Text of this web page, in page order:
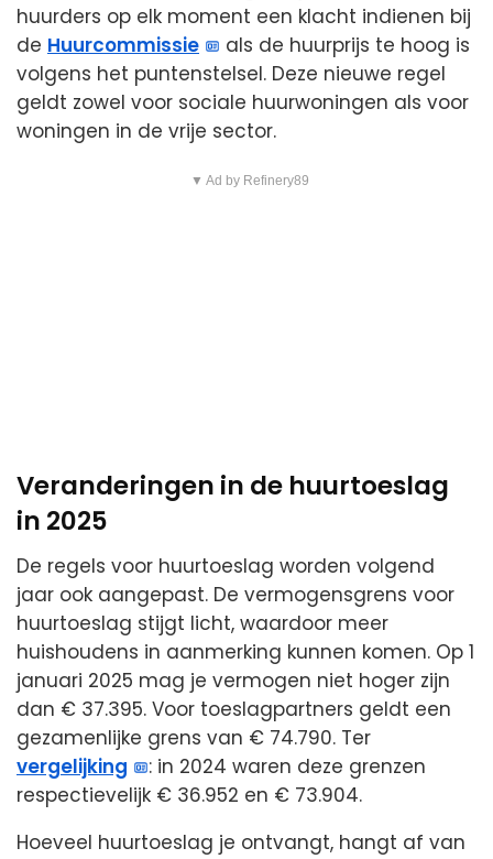
huurders op elk moment een klacht indienen bij
de Huurcommissie
als de huurprijs te hoog is
volgens het puntenstelsel. Deze nieuwe regel
geldt zowel voor sociale huurwoningen als voor
woningen in de vrije sector.
▼ Ad by Refinery89
Veranderingen in de huurtoeslag
in 2025
De regels voor huurtoeslag worden volgend
jaar ook aangepast. De vermogensgrens voor
huurtoeslag stijgt licht, waardoor meer
huishoudens in aanmerking kunnen komen. Op 1
januari 2025 mag je vermogen niet hoger zijn
dan € 37.395. Voor toeslagpartners geldt een
gezamenlijke grens van € 74.790. Ter
vergelijking
: in 2024 waren deze grenzen
respectievelijk € 36.952 en € 73.904.
Hoeveel huurtoeslag je ontvangt, hangt af van